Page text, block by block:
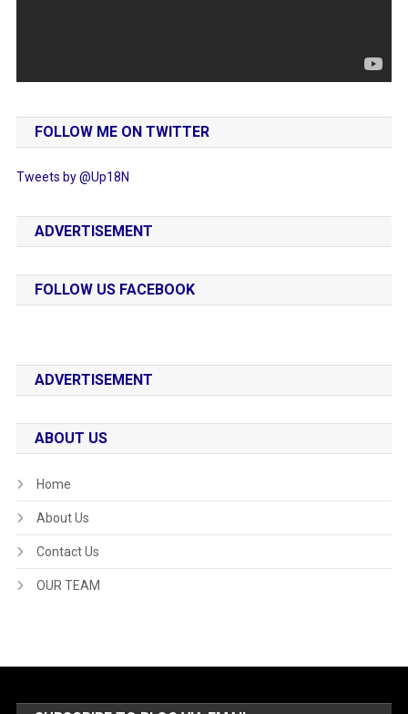
FOLLOW ME ON TWITTER
Tweets by @Up18N
ADVERTISEMENT
FOLLOW US FACEBOOK
ADVERTISEMENT
ABOUT US
Home
About Us
Contact Us
OUR TEAM